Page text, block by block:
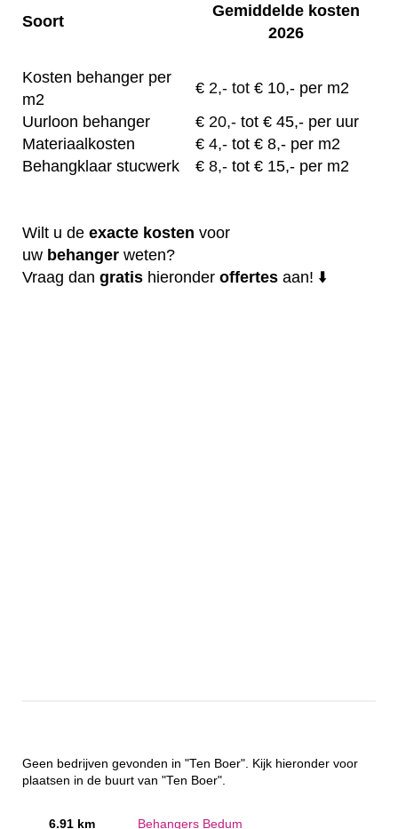
Soort
Gemiddelde kosten
2026
Kosten behanger per
m2
€ 2,- tot € 10,- per m2
Uurloon behanger
€ 20,- tot € 45,- per uur
Materiaalkosten
€ 4,- tot € 8,- per m2
Behangklaar stucwerk
€ 8,- tot € 15,- per m2
Wilt u de exacte kosten voor
uw behanger weten?
Vraag dan gratis hieronder offertes aan! ⬇️
Geen bedrijven gevonden in "Ten Boer". Kijk hieronder voor
plaatsen in de buurt van "Ten Boer".
6.91 km Behangers Bedum